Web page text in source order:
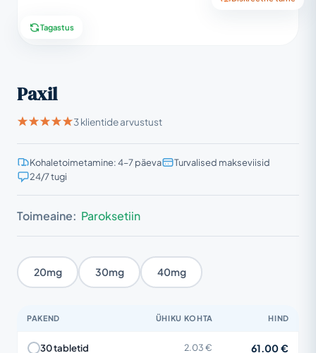
Tagastus
Paxil
3 klientide arvustust
Kohaletoimetamine: 4–7 päeva
Turvalised makseviisid
24/7 tugi
Toimeaine: Paroksetiin
20mg 30mg 40mg
PAKEND ÜHIKU KOHTA HIND
30 tabletid 2.03 € 61.00 €